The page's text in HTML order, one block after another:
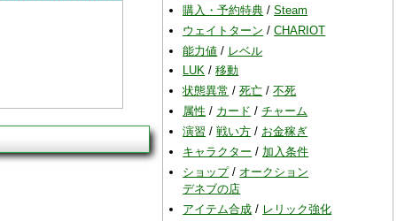
購入・予約特典 /Steam
ウェイトターン /CHARIOT
能力値 / レベル
LUK /移動
状態異常 /死亡 /不死
属性 / カード /チャーム
演習 /戦い方 / お金稼ぎ
キャラクター / 加入条件
ショップ/ オークション
デネブの店
アイテム合成 / レリック強化